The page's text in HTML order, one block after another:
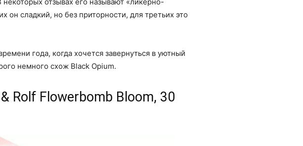
он сладкий, но без приторности, для третьих это
года, когда хочется завернуться в уютный
немного схож Black Opium.
Rolf Flowerbomb Bloom, 30